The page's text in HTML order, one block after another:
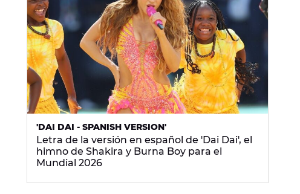
'DAI DAI - SPANISH VERSION'
Letra de la versión en español de 'Dai Dai', el
himno de Shakira y Burna Boy para el
Mundial 2026